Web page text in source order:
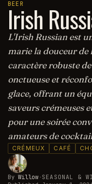
BEER
Irish
L'Irish Russian est
marie la douceur de
caractère robuste
onctueuse et
glace, offrant un
saveurs crémeuses
pour une soirée
amateurs de
CRÉMEUX CAFÉ
By Willow·SEASONAL &